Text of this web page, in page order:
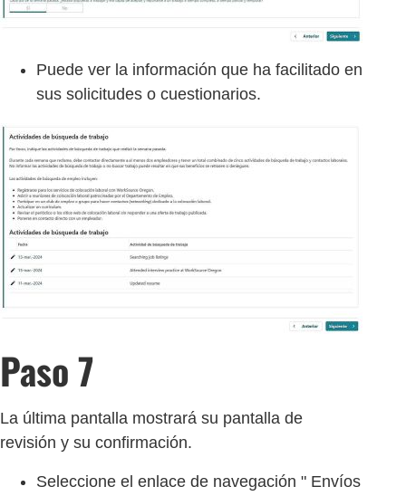
Puede ver la información que ha facilitado en
sus solicitudes o cuestionarios.
Paso 7
La última pantalla mostrará su pantalla de
revisión y su confirmación.
Seleccione el enlace de navegación " Envíos